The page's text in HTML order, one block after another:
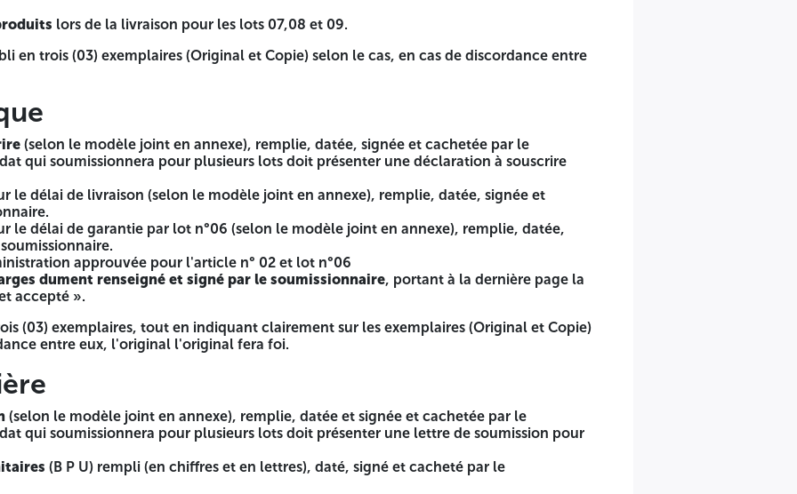
remplie, datée, signée et cachetée par le soumissionnaire, le candidat qui soumissionnera pour plusieurs lots
(selon le modèle joint en annexe), remplie, datée, signée et cachetée par le soumissionnaire.
n° 02 et lot n°06
par le soumissionnaire, portant à la dernière page la mention manuscrite « lu et accepté ».
clairement sur les exemplaires (Original et Copie) selon le cas, en cas de discordance entre eux, l'original
remplie, datée et signée et cachetée par le soumissionnaire, le candidat qui soumissionnera pour plusieurs lots
et en lettres), daté, signé et cacheté par le soumissionnaire.
et cacheté par le soumissionnaire.
clairement sur les exemplaires (Original et Copie) selon le cas, en cas de discordance entre eux, l'original fera
sont insérés dans des enveloppes séparées et cachetées.
et anonyme, comportant la mention suivante :
ET D'ÉVALUATION DES OFFRES
lors de la livraison pour les lots 07,08 et 09.
en trois (03) exemplaires (Original et Copie) selon le cas, en cas de discordance entre
(selon le modèle joint en annexe), remplie, datée, signée et cachetée par le
qui soumissionnera pour plusieurs lots doit présenter une déclaration à souscrire
le délai de livraison (selon le modèle joint en annexe), remplie, datée, signée et
le délai de garantie par lot n°06 (selon le modèle joint en annexe), remplie, datée,
approuvée pour l'article n° 02 et lot n°06
dument renseigné et signé par le soumissionnaire, portant à la dernière page la
accepté ».
(03) exemplaires, tout en indiquant clairement sur les exemplaires (Original et Copie)
entre eux, l'original l'original fera foi.
(selon le modèle joint en annexe), remplie, datée et signée et cachetée par le
qui soumissionnera pour plusieurs lots doit présenter une lettre de soumission pour
(B P U) rempli (en chiffres et en lettres), daté, signé et cacheté par le